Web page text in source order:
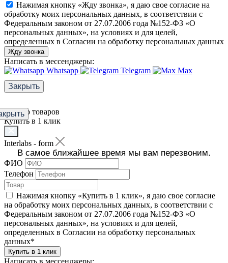
Нажимая кнопку «Жду звонка», я даю свое согласие на
обработку моих персональных данных, в соответствии с
Федеральным законом от 27.07.2006 года №152-ФЗ «О
персональных данных», на условиях и для целей,
определенных в Согласии на обработку персональных данных
Жду звонка
Написать в мессенджеры:
Whatsapp
Telegram
Max
Закрыть
Фильтр товаров
Купить в 1 клик
Interlabs - form
В самое ближайшее время мы вам перезвоним.
ФИО
Телефон
Нажимая кнопку «Купить в 1 клик», я даю свое согласие
на обработку моих персональных данных, в соответствии с
Федеральным законом от 27.07.2006 года №152-ФЗ «О
персональных данных», на условиях и для целей,
определенных в Согласии на обработку персональных
данных*
Купить в 1 клик
Написать в мессенджеры: